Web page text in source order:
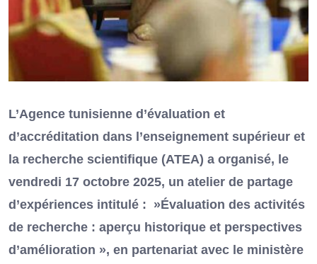
L’Agence tunisienne d’évaluation et
d’accréditation dans l’enseignement supérieur et
la recherche scientifique (ATEA) a organisé, le
vendredi 17 octobre 2025, un atelier de partage
d’expériences intitulé : »Évaluation des activités
de recherche : aperçu historique et perspectives
d’amélioration », en partenariat avec le ministère